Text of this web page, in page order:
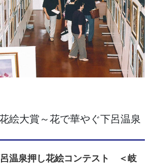
絵大賞～花で華やぐ下呂温泉
温泉押し花絵コンテスト ＜岐